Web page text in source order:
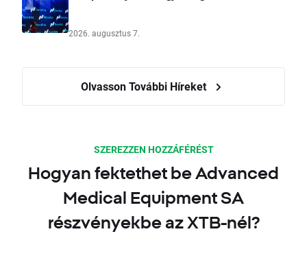
2026. augusztus 7.
Olvasson További Híreket
SZEREZZEN HOZZÁFÉRÉST
Hogyan fektethet be Advanced
Medical Equipment SA
részvényekbe az XTB-nél?